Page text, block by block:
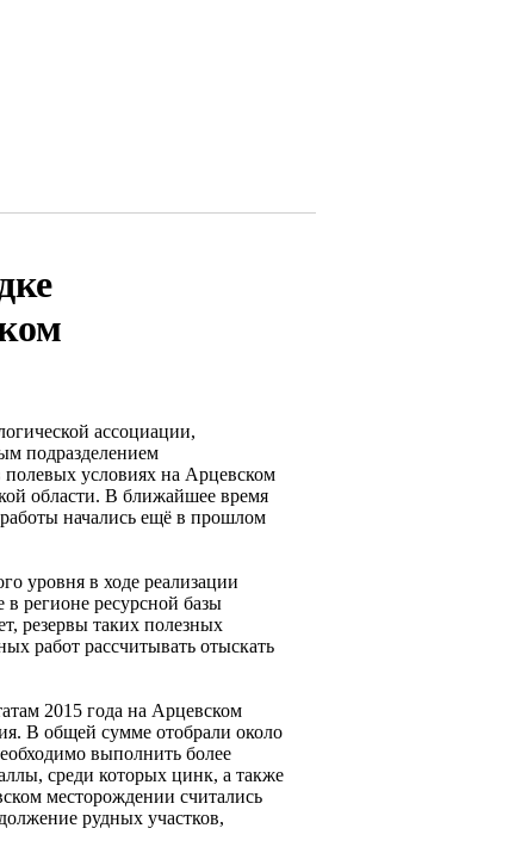
ассоциации,
подразделением
полевых условиях на Арцевском
области. В ближайшее время
начались ещё в прошлом
уровня в ходе реализации
в регионе ресурсной базы
резервы таких полезных
работ рассчитывать отыскать
2015 года на Арцевском
В общей сумме отобрали около
выполнить более
среди которых цинк, а также
месторождении считались
рудных участков,